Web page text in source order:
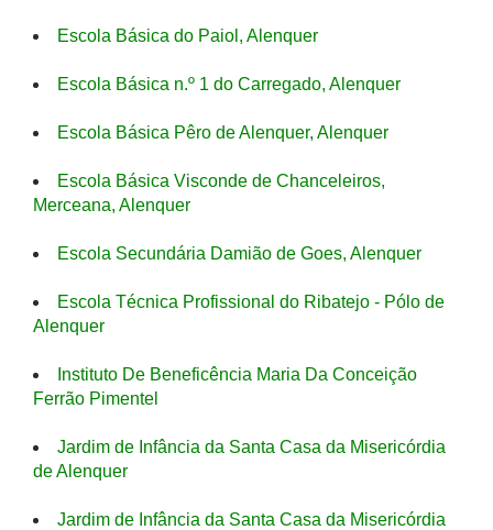
Escola Básica do Paiol, Alenquer
Escola Básica n.º 1 do Carregado, Alenquer
Escola Básica Pêro de Alenquer, Alenquer
Escola Básica Visconde de Chanceleiros,
Merceana, Alenquer
Escola Secundária Damião de Goes, Alenquer
Escola Técnica Profissional do Ribatejo - Pólo de
Alenquer
Instituto De Beneficência Maria Da Conceição
Ferrão Pimentel
Jardim de Infância da Santa Casa da Misericórdia
de Alenquer
Jardim de Infância da Santa Casa da Misericórdia